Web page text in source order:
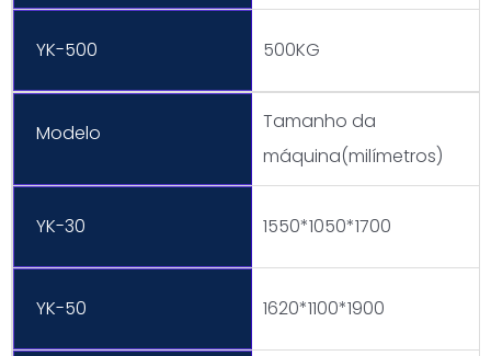
YK-500 500KG
Modelo
Tamanho da
máquina(milímetros)
YK-30 1550*1050*1700
YK-50 1620*1100*1900